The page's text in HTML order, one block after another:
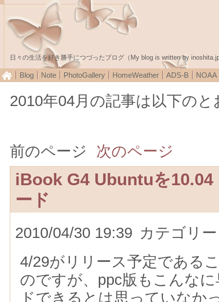
日々の生活を好き勝手につづったブログ（My blog is written by
Blog Note PhotoGallery HomeWeather ADS-B NOAA
2010年04月の記事は以下の
前のページ 次のページ
iBook G4 Ubuntuを10.04
ード
2010/04/30 19:39 カテゴリ
4/29がリリース予定である
のですが、ppc版もこんな
ドできるとは思っていなか